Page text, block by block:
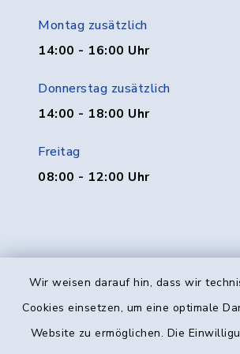
Wir weisen darauf hin, dass wir
Cookies einsetzen, um eine optimale
Website zu ermöglichen. Die
Montag zusätzlich
14:00 - 16:00 Uhr
Donnerstag zusätzlich
14:00 - 18:00 Uhr
Freitag
08:00 - 12:00 Uhr
Kontakt